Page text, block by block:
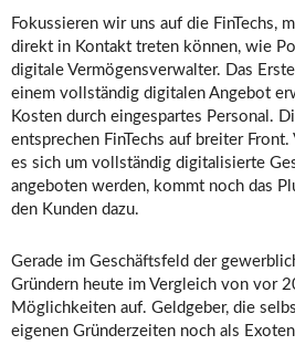
Fokussieren wir uns auf die FinTechs,
direkt in Kontakt treten können, wie
digitale Vermögensverwalter. Das
einem vollständig digitalen Angebot
Kosten durch eingespartes Personal.
entsprechen FinTechs auf breiter
es sich um vollständig digitalisierte
angeboten werden, kommt noch das
den Kunden dazu.
Gerade im Geschäftsfeld der
Gründern heute im Vergleich von vor
Möglichkeiten auf. Geldgeber, die
eigenen Gründerzeiten noch als